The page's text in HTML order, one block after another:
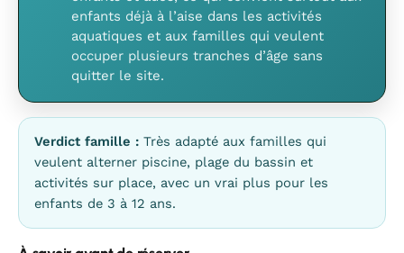
enfants déjà à l’aise dans les activités
aquatiques et aux familles qui veulent
occuper plusieurs tranches d’âge sans
quitter le site.
Verdict famille : Très adapté aux familles qui
veulent alterner piscine, plage du bassin et
activités sur place, avec un vrai plus pour les
enfants de 3 à 12 ans.